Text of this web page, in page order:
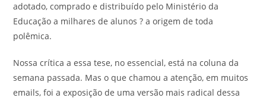
adotado, comprado e distribuído pelo Ministério da
Educação a milhares de alunos ? a origem de toda
polêmica.
Nossa crítica a essa tese, no essencial, está na coluna da
semana passada. Mas o que chamou a atenção, em muitos
emails, foi a exposição de uma versão mais radical dessa